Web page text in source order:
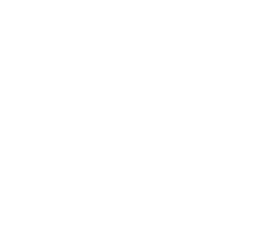
”衝撃の手口”にゾッ